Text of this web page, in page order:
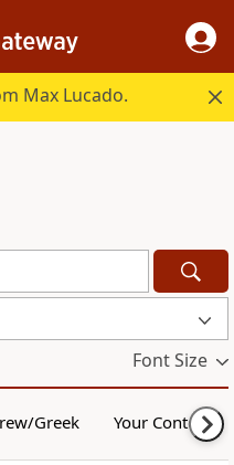
Max Lucado.
Font Size
Greek Your Content